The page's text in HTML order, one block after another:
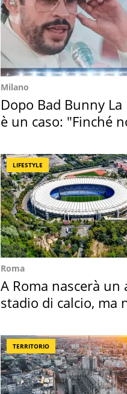
Milano
Dopo Bad Bunny
è un caso: "Finché
LIFESTYLE
Roma
A Roma nascerà un
stadio di calcio, ma
TERRITORIO